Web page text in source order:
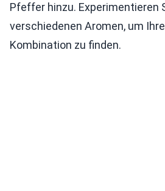
Pfeffer hinzu. Experimentieren
verschiedenen Aromen, um
Kombination zu finden.